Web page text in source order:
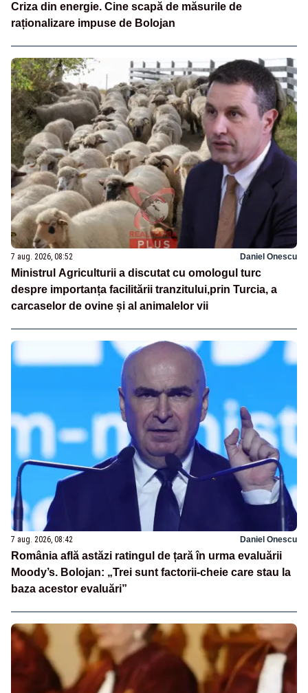
Criza din energie. Cine scapă de măsurile de
raționalizare impuse de Bolojan
7 aug. 2026, 08:52 Daniel Onescu
Ministrul Agriculturii a discutat cu omologul turc
despre importanța facilitării tranzitului,prin Turcia, a
carcaselor de ovine și al animalelor vii
7 aug. 2026, 08:42 Daniel Onescu
România află astăzi ratingul de țară în urma evaluării
Moody’s. Bolojan: „Trei sunt factorii-cheie care stau la
baza acestor evaluări”